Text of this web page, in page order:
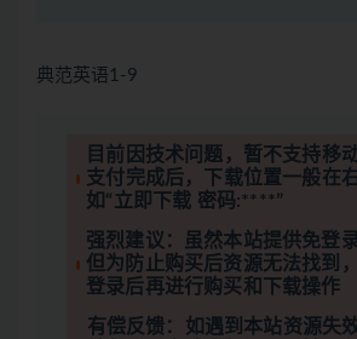
典范英语1-9
目前因技术问题，暂不支持移
支付完成后，下载位置一般在
如“立即下载 密码:****”
强烈建议：虽然本站提供免登
但为防止购买后资源无法找到
登录后再进行购买和下载操作
有偿反馈：如遇到本站资源失